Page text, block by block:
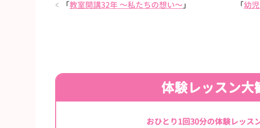
「幼
「教室開講32年 〜私たちの想い〜 」
体験レッスン大
おひとり1回30分の体験レッス